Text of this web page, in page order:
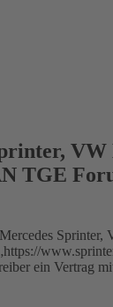
TGE
ein Vertrag